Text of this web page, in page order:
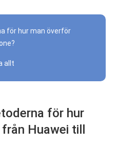
för hur man överför
allt
för hur
Huawei till